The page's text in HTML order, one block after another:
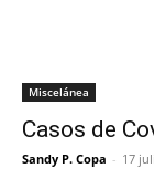
Miscelánea
Casos de
Sandy P. Copa - 17